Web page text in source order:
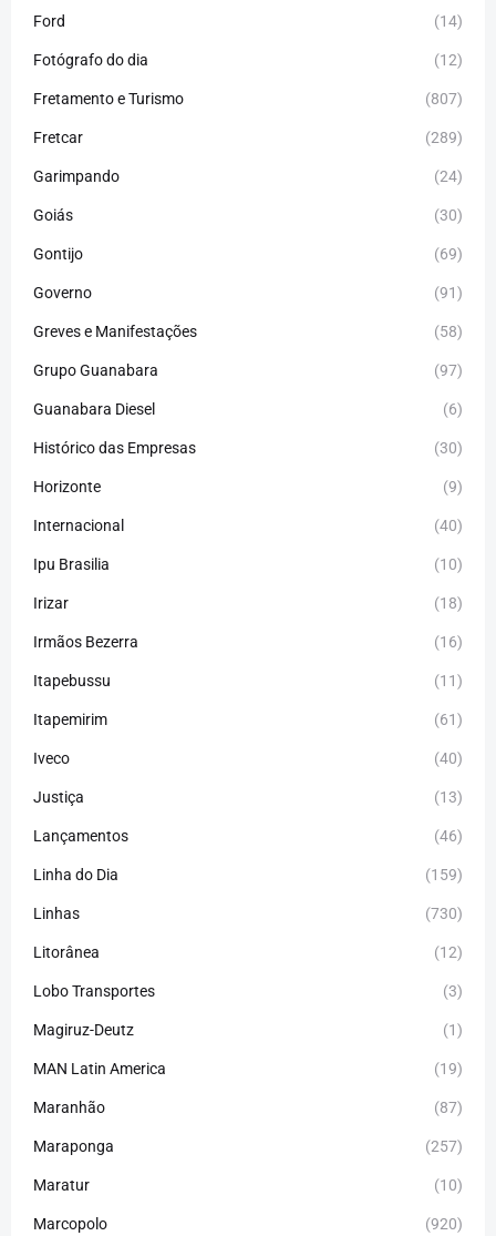
Ford (14)
Fotógrafo do dia (12)
Fretamento e Turismo (807)
Fretcar (289)
Garimpando (24)
Goiás (30)
Gontijo (69)
Governo (91)
Greves e Manifestações (58)
Grupo Guanabara (97)
Guanabara Diesel (6)
Histórico das Empresas (30)
Horizonte (9)
Internacional (40)
Ipu Brasilia (10)
Irizar (18)
Irmãos Bezerra (16)
Itapebussu (11)
Itapemirim (61)
Iveco (40)
Justiça (13)
Lançamentos (46)
Linha do Dia (159)
Linhas (730)
Litorânea (12)
Lobo Transportes (3)
Magiruz-Deutz (1)
MAN Latin America (19)
Maranhão (87)
Maraponga (257)
Maratur (10)
Marcopolo (920)